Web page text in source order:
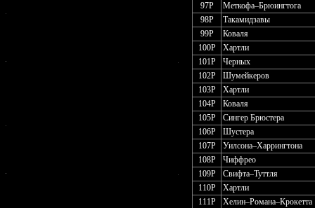
97P
Меткофа–Брюингтога
98P
Такамидзавы
99P
Коваля
100P
Хартли
101P
Черных
102P
Шумейкеров
103P
Хартли
104P
Коваля
105P
Сингер Брюстера
106P
Шустера
107P
Уилсона–Харрингтона
108P
Чиффрео
109P
Свифта–Туттля
110P
Хартли
111P
Хелин–Романа–Крокетта